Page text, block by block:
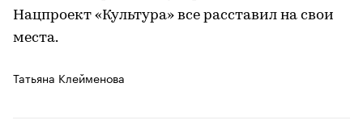
Нацпроект «Культура» все расставил на свои
места.
Татьяна Клейменова